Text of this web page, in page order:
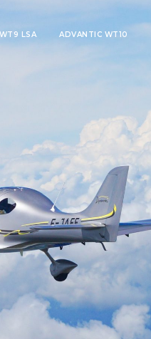
LSA ADVANTIC WT10